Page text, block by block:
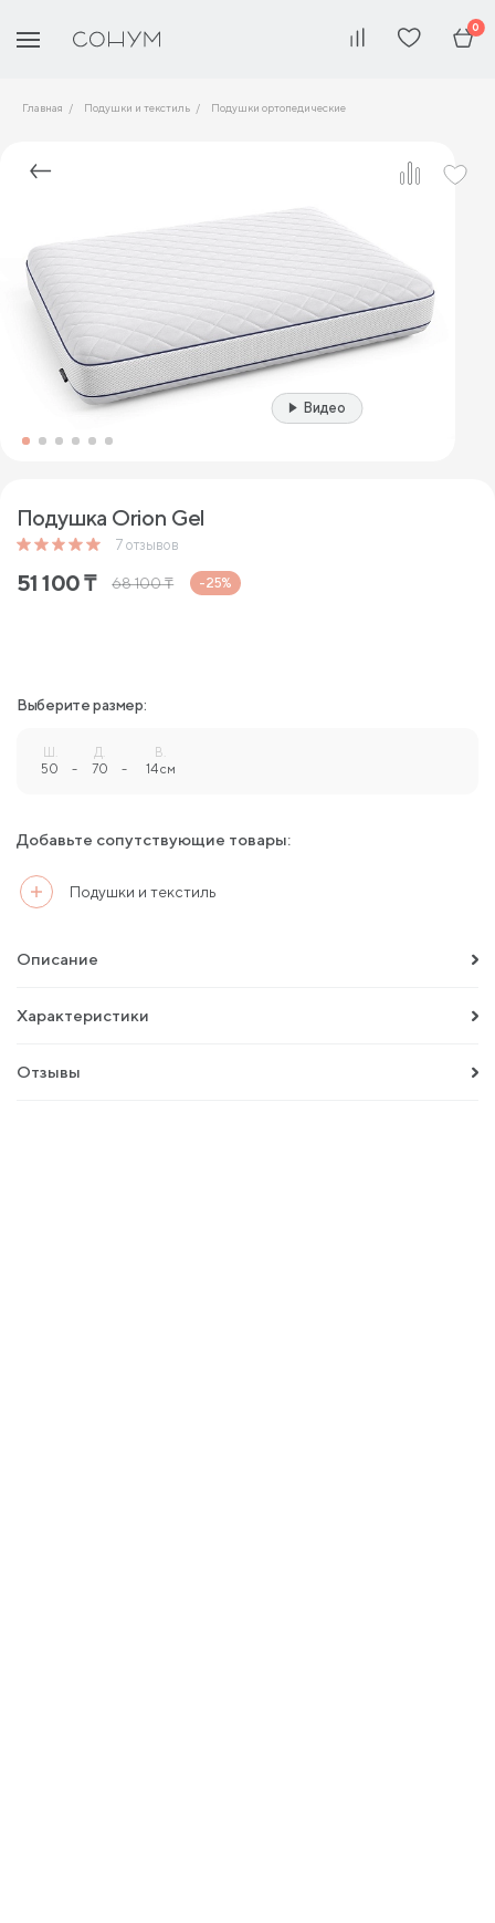
0
Главная Подушки и текстиль Подушки ортопедические
Видео
Подушка Orion Gel
7 отзывов
51 100₸ 68 100₸ -25%
Выберите размер:
Ш.
50 -
Д.
70 -
В.
14 см
Добавьте сопутствующие товары:
Подушки и текстиль
Описание
Характеристики
Отзывы